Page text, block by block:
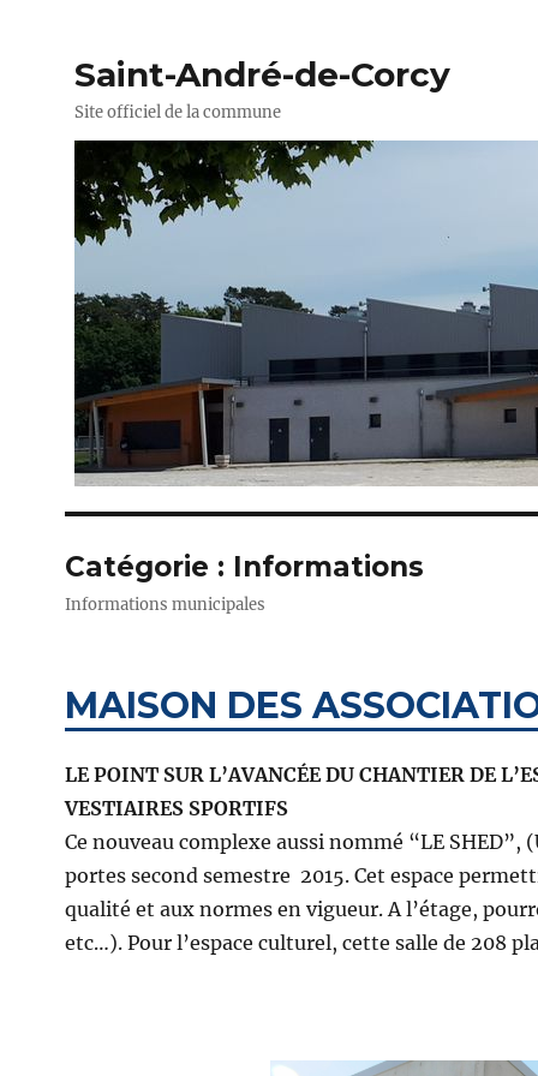
Saint-André-de-Corcy
Site officiel de la commune
Catégorie : Informations
Informations municipales
MAISON DES
LE POINT SUR L’AVANCÉE DU CHANTIER DE
VESTIAIRES SPORTIFS
Ce nouveau complexe aussi nommé “LE
portes second semestre 2015. Cet espace
qualité et aux normes en vigueur. A l’étage,
etc…). Pour l’espace culturel, cette salle de 208